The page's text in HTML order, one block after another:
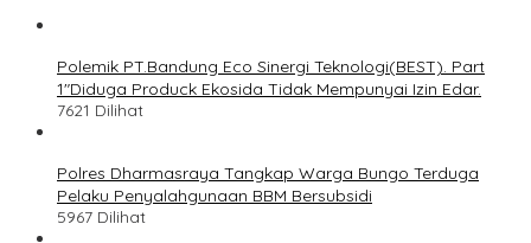
Polemik PT.Bandung Eco Sinergi Teknologi(BEST). Part
1″Diduga Produck Ekosida Tidak Mempunyai Izin Edar.
7621 Dilihat
Polres Dharmasraya Tangkap Warga Bungo Terduga
Pelaku Penyalahgunaan BBM Bersubsidi
5967 Dilihat